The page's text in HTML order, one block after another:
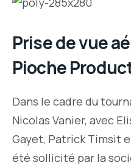
Prise de vue
Pioche
Dans le cadre du
Nicolas Vanier, avec
Gayet, Patrick Timsit
été sollicité par la